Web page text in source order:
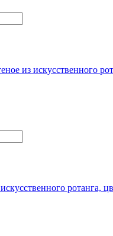
из искусственного
ротанга,